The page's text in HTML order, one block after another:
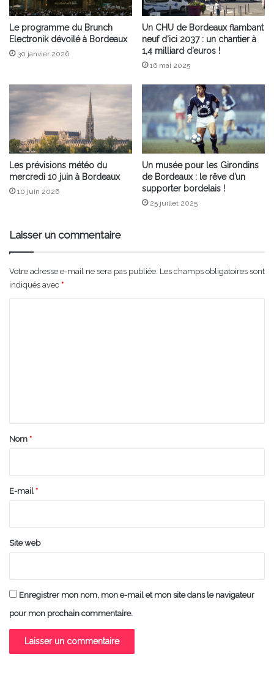
Le programme du Brunch
Electronik dévoilé à Bordeaux
30 janvier 2026
Un CHU de Bordeaux flambant
neuf d’ici 2037 : un chantier à
1,4 milliard d’euros !
16 mai 2025
Les prévisions météo du
mercredi 10 juin à Bordeaux
10 juin 2026
Un musée pour les Girondins
de Bordeaux : le rêve d’un
supporter bordelais !
25 juillet 2025
Laisser un commentaire
Votre adresse e-mail ne sera pas publiée. Les champs obligatoires sont
indiqués avec *
a
e
Nom *
E-mail *
Site web
Enregistrer mon nom, mon e-mail et mon site dans le navigateur
pour mon prochain commentaire.